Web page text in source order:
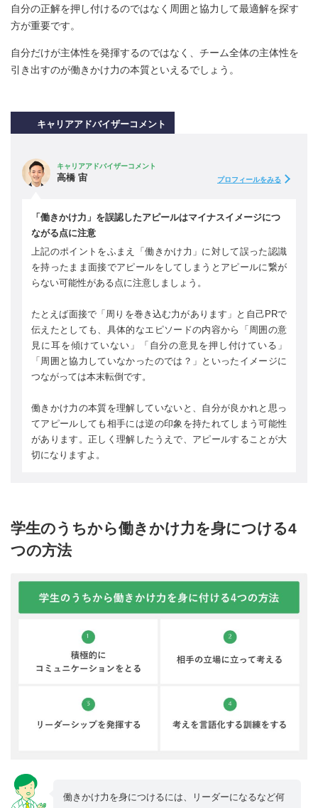
自分の正解を押し付けるのではなく周囲と協力して最適解を探す
方が重要です。
自分だけが主体性を発揮するのではなく、チーム全体の主体性を
引き出すのが働きかけ力の本質といえるでしょう。
キャリアアドバイザーコメント
キャリアアドバイザーコメント
高橋 宙 プロフィールをみる
「働きかけ力」を誤認したアピールはマイナスイメージにつ
ながる点に注意
上記のポイントをふまえ「働きかけ力」に対して誤った認識
を持ったまま面接でアピールをしてしまうとアピールに繋が
らない可能性がある点に注意しましょう。
たとえば面接で「周りを巻き込む力があります」と自己PRで
伝えたとしても、具体的なエピソードの内容から「周囲の意
見に耳を傾けていない」「自分の意見を押し付けている」
「周囲と協力していなかったのでは？」といったイメージに
つながっては本末転倒です。
働きかけ力の本質を理解していないと、自分が良かれと思っ
てアピールしても相手には逆の印象を持たれてしまう可能性
があります。正しく理解したうえで、アピールすることが大
切になりますよ。
学生のうちから働きかけ力を身につける4
つの方法
働きかけ力を身につけるには、リーダーになるなど何